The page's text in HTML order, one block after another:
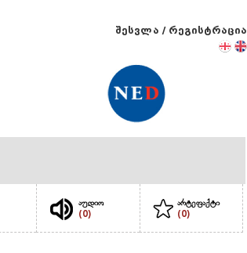
შესვლა / რეგისტრაცია
აუდიო
(0)
არტეფაქტი
(0)